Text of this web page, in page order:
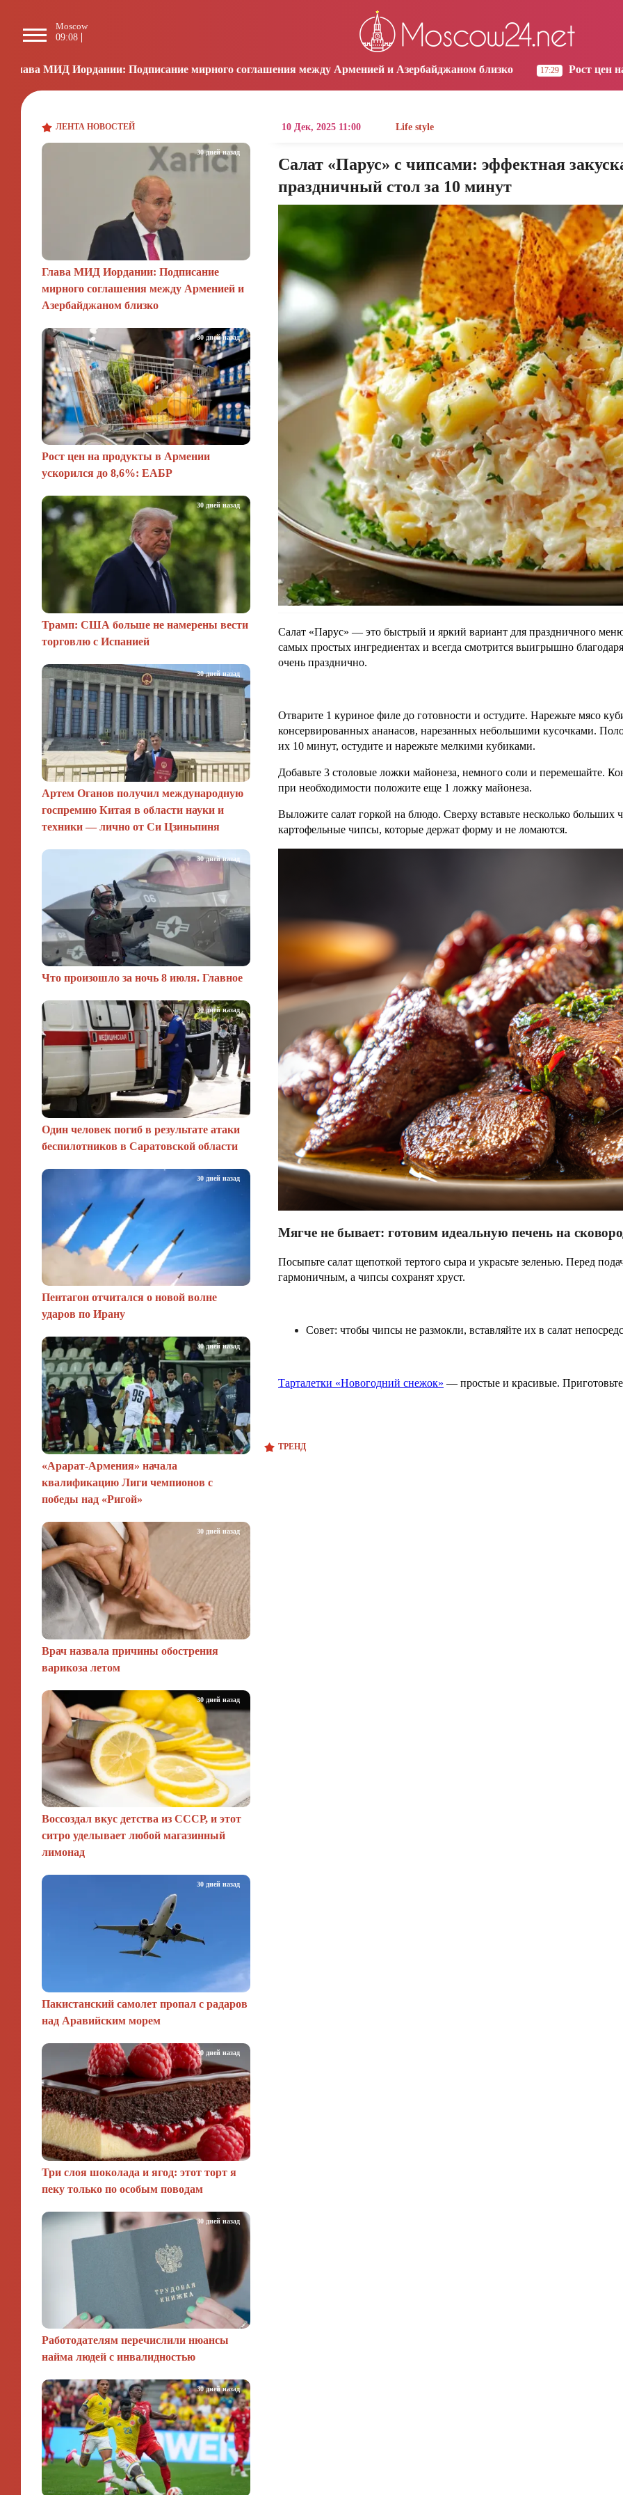
Moscow
09:08
Yerevan
10:08 10:08
Moscow
09:08
Подписание мирного соглашения между Арменией и Азербайджаном близко 17:29 Рост цен на продукты в
ЛЕНТА НОВОСТЕЙ
Глава МИД Иордании: Подписание
мирного соглашения между Арменией и
Азербайджаном близко
30 дней назад
Рост цен на продукты в Армении
ускорился до 8,6%: ЕАБР
30 дней назад
Трамп: США больше не намерены вести
торговлю с Испанией
30 дней назад
Артем Оганов получил международную
госпремию Китая в области науки и
техники — лично от Си Цзиньпиня
30 дней назад
Что произошло за ночь 8 июля. Главное
30 дней назад
Один человек погиб в результате атаки
беспилотников в Саратовской области
30 дней назад
Пентагон отчитался о новой волне
ударов по Ирану
30 дней назад
«Арарат‑Армения» начала
квалификацию Лиги чемпионов с
победы над «Ригой»
30 дней назад
Врач назвала причины обострения
варикоза летом
30 дней назад
Воссоздал вкус детства из СССР, и этот
ситро уделывает любой магазинный
лимонад
30 дней назад
Пакистанский самолет пропал с радаров
над Аравийским морем
30 дней назад
Три слоя шоколада и ягод: этот торт я
пеку только по особым поводам
30 дней назад
Работодателям перечислили нюансы
найма людей с инвалидностью
30 дней назад
30 дней назад
10 Дек, 2025 11:00 Life style
Салат «Парус» с чипсами: эффектная
праздничный стол за 10 минут
Салат «Парус» — это быстрый и яркий вариант для праздничного
самых простых ингредиентах и всегда смотрится выигрышно
очень празднично.
Отварите 1 куриное филе до готовности и остудите. Нарежьте мясо
консервированных ананасов, нарезанных небольшими кусочками.
их 10 минут, остудите и нарежьте мелкими кубиками.
Добавьте 3 столовые ложки майонеза, немного соли и перемешайте.
при необходимости положите еще 1 ложку майонеза.
Выложите салат горкой на блюдо. Сверху вставьте несколько
картофельные чипсы, которые держат форму и не ломаются.
Мягче не бывает: готовим идеальную печень на
Посыпьте салат щепоткой тертого сыра и украсьте зеленью. Перед
гармоничным, а чипсы сохранят хруст.
Совет: чтобы чипсы не размокли, вставляйте их в салат
Тарталетки «Новогодний снежок» — простые и красивые.
ТРЕНД